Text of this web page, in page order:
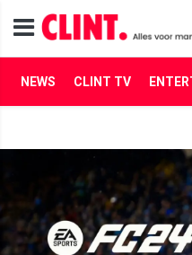
NEWS CLINT TV